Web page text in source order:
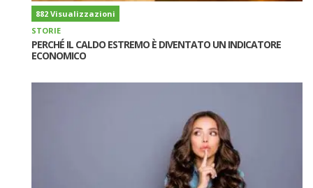
882 Visualizzazioni
STORIE
PERCHÉ IL CALDO ESTREMO È DIVENTATO UN INDICATORE
ECONOMICO